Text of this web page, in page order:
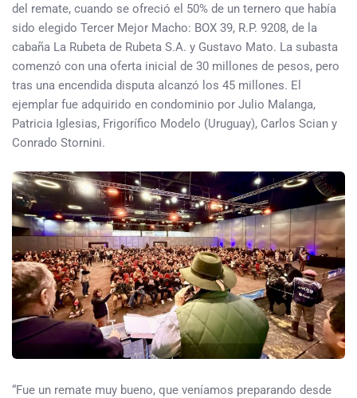
del remate, cuando se ofreció el 50% de un ternero que había
sido elegido Tercer Mejor Macho: BOX 39, R.P. 9208, de la
cabaña La Rubeta de Rubeta S.A. y Gustavo Mato. La subasta
comenzó con una oferta inicial de 30 millones de pesos, pero
tras una encendida disputa alcanzó los 45 millones. El
ejemplar fue adquirido en condominio por Julio Malanga,
Patricia Iglesias, Frigorífico Modelo (Uruguay), Carlos Scian y
Conrado Stornini.
“Fue un remate muy bueno, que veníamos preparando desde